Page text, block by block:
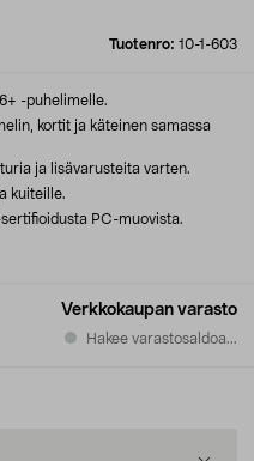
Tuotenro: 10-1-603
Verkkokaupan varasto
Hakee varastosaldoa...
-puhelimelle.
kortit ja käteinen samassa
ja lisävarusteita varten.
kuiteille.
PC-muovista.